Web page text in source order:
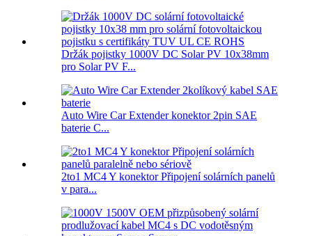
Držák pojistky 1000V DC Solar PV 10x38mm
pro Solar PV F...
Auto Wire Car Extender konektor 2pin SAE
baterie C...
2to1 MC4 Y konektor Připojení solárních panelů
v para...